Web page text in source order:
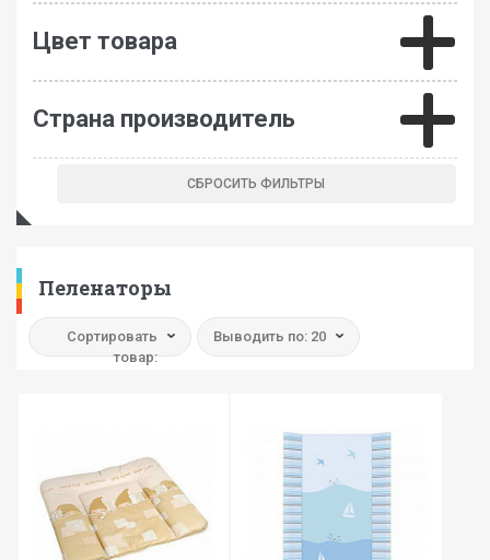
Цвет товара
Страна производитель
Пеленаторы
Сортировать
товар:
Выводить по: 20